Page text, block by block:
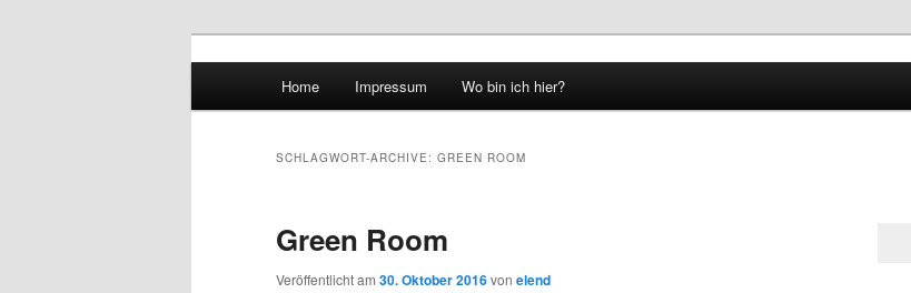
vidgames.de
Zum Inhalt wechseln
Zum sekundären Inhalt wechseln
Home Impressum Wo bin ich hier?
SCHLAGWORT-ARCHIVE: GREEN ROOM
Green Room
Veröffentlicht am 30. Oktober 2016von elend